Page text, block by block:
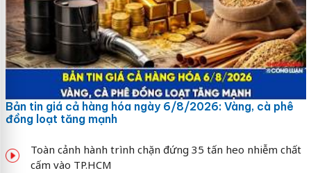
Bản tin giá cả hàng hóa ngày 6/8/2026: Vàng, cà phê
đồng loạt tăng mạnh
Toàn cảnh hành trình chặn đứng 35 tấn heo nhiễm chất
cấm vào TP.HCM